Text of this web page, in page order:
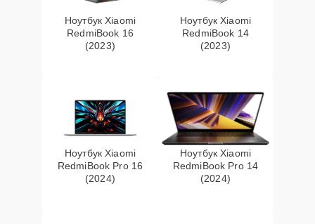
Ноутбук Xiaomi
RedmiBook 16
(2023)
Ноутбук Xiaomi
RedmiBook 14
(2023)
Ноутбук Xiaomi
RedmiBook Pro 16
(2024)
Ноутбук Xiaomi
RedmiBook Pro 14
(2024)